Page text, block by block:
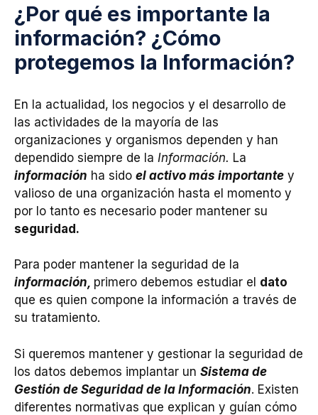
¿Por qué es importante la
información? ¿Cómo
protegemos la Información?
En la actualidad, los negocios y el desarrollo de
las actividades de la mayoría de las
organizaciones y organismos dependen y han
dependido siempre de la Información. La
información ha sido el activo más importante y
valioso de una organización hasta el momento y
por lo tanto es necesario poder mantener su
seguridad.
Para poder mantener la seguridad de la
información, primero debemos estudiar el dato
que es quien compone la información a través de
su tratamiento.
Si queremos mantener y gestionar la seguridad de
los datos debemos implantar un Sistema de
Gestión de Seguridad de la Información. Existen
diferentes normativas que explican y guían cómo